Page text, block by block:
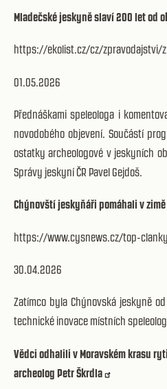
Mladečské jeskyně slaví 200 let od
https://ekolist.cz/cz/zpravodajstvi/
01.05.2026
Přednáškami speleologa i
novodobého objevení. Součástí
ostatky archeologové v jeskyních
Správy jeskyní ČR Pavel Gejdoš.
Chýnovští jeskyňáři pomáhali v
https://www.cysnews.cz/top-
30.04.2026
Zatímco byla Chýnovská jeskyně
technické inovace místních
Vědci odhalili v Moravském krasu
archeolog Petr Škrdla